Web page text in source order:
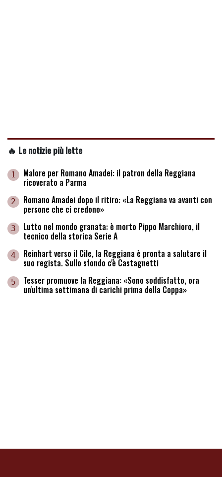
🔥 Le notizie più lette
1 Malore per Romano Amadei: il patron della Reggiana
ricoverato a Parma
2 Romano Amadei dopo il ritiro: «La Reggiana va avanti con
persone che ci credono»
3 Lutto nel mondo granata: è morto Pippo Marchioro, il
tecnico della storica Serie A
4 Reinhart verso il Cile, la Reggiana è pronta a salutare il
suo regista. Sullo sfondo c'è Castagnetti
5 Tesser promuove la Reggiana: «Sono soddisfatto, ora
un'ultima settimana di carichi prima della Coppa»